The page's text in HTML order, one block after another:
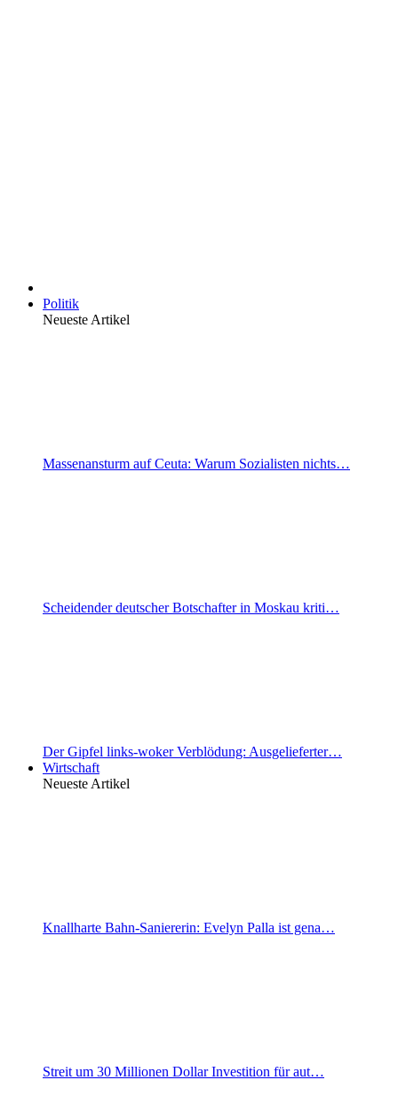
Politik
Neueste Artikel
Massenansturm auf Ceuta: Warum Sozialisten nichts…
Scheidender deutscher Botschafter in Moskau kriti…
Der Gipfel links-woker Verblödung: Ausgelieferter…
Wirtschaft
Neueste Artikel
Knallharte Bahn-Saniererin: Evelyn Palla ist gena…
Streit um 30 Millionen Dollar Investition für aut…